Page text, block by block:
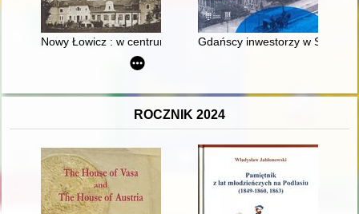
Nowy Łowicz : w centrum poligonu drawskiego od
Gdańscy inwestorzy w
ROCZNIK 2024